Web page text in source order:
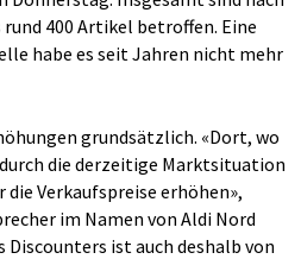
400 Artikel betroffen. Eine
habe es seit Jahren nicht mehr
grundsätzlich. «Dort, wo
die derzeitige Marktsituation
die Verkaufspreise erhöhen»,
im Namen von Aldi Nord
Discounters ist auch deshalb von